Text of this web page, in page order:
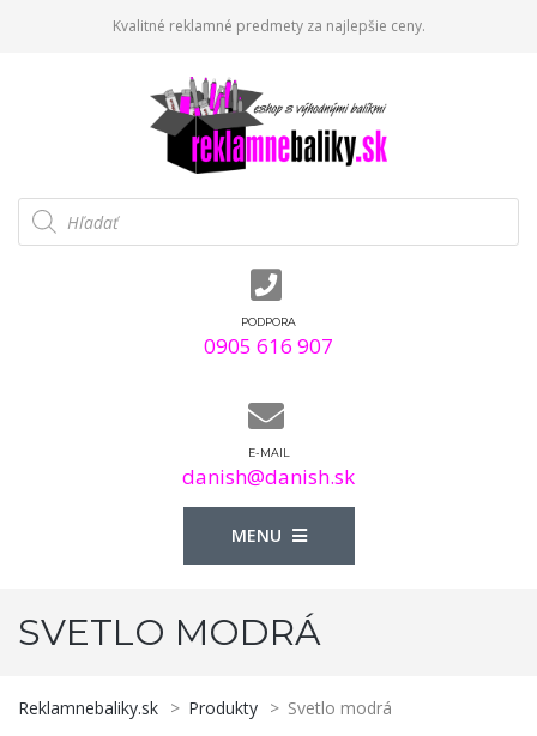
Kvalitné reklamné predmety za najlepšie ceny.
Products
search
PODPORA
0905 616 907
E-MAIL
danish@danish.sk
MENU
SVETLO MODRÁ
Reklamnebaliky.sk > Produkty > Svetlo modrá